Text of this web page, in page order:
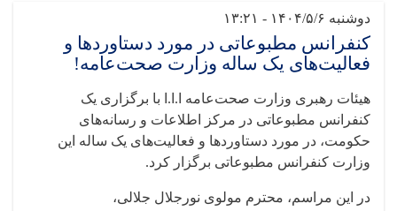
دوشنبه ۱۴۰۴/۵/۶ - ۱۳:۲۱
کنفرانس مطبوعاتی در مورد دستاوردها و
فعالیت‌های یک ساله وزارت صحت‌عامه!
هیئات رهبری وزارت صحت‌عامه ا.ا.ا با برگزاری یک
کنفرانس مطبوعاتی در مرکز اطلاعات و رسانه‌های
حکومت، در مورد دستاوردها و فعالیت‌های یک ساله این
وزارت کنفرانس مطبوعاتی برگزار کرد.
در این مراسم، محترم مولوی نورجلال جلالی،